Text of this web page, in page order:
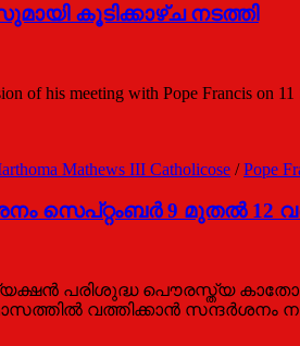
കൂടിക്കാഴ്ച നടത്തി
of his meeting with Pope Francis on
Mathews III Catholicose /Pope
സെപ്റ്റംബര്‍ 9 മുതല്‍ 12
പരിശുദ്ധ പൌരസ്ത്യ
വത്തിക്കാന്‍